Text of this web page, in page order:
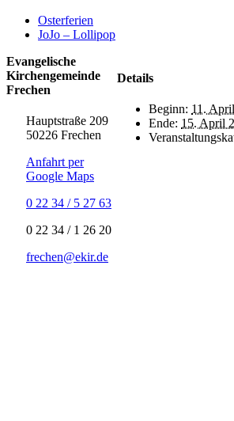
Osterferien
JoJo – Lollipop
Details
Beginn: 11.
Ende: 15. April
Evangelische
Kirchengemeinde
Frechen
Hauptstraße 209
50226 Frechen
Anfahrt per
Google Maps
0 22 34 / 5 27 63
‍0 22 34 / ‍1 26 20
frechen@ekir.de